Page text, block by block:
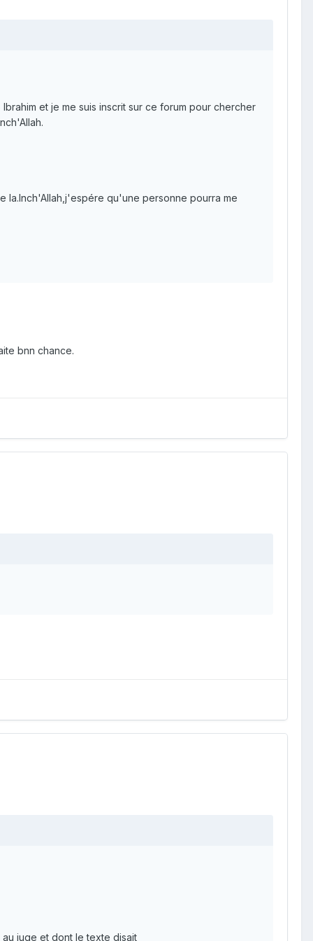
et je me suis inscrit sur ce forum pour chercher
la.Inch'Allah,j'espére qu'une personne pourra me
bnn chance.
juge et dont le texte disait